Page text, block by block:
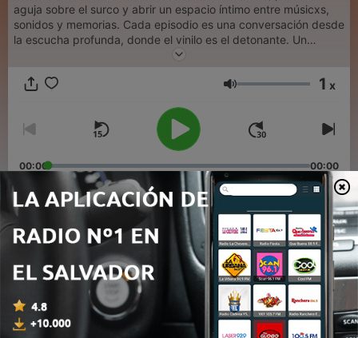
aguja sobre el surco y abrir un espacio íntimo entre músicxs,
sonidos y memorias. Cada episodio es una conversación desde
la escucha profunda, donde el vinilo es el detonante. Un
proyecto colaborativo entre Rey Vinilo Pressing, Indie Rocks!,
Volumen 1 x
00:00 00:00
Episodios
3 - Bahía de Ascenso
2 Jacobo Margules